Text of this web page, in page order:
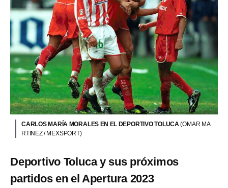
CARLOS MARÍA MORALES EN EL DEPORTIVO TOLUCA(OMAR MA
RTINEZ / MEXSPORT)
Deportivo Toluca y sus próximos
partidos en el Apertura 2023